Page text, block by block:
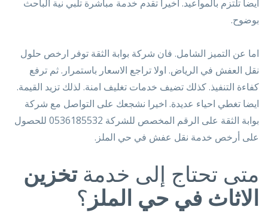
ايضا تلتزم بالمواعيد. اخيرا تقدم خدمة مباشرة تلبي نية الباحث
بوضوح.
اما عن التميز الشامل. فان شركة بوابة الثقة توفر ارخص حلول
نقل العفش في الرياض. اولا تراجع الاسعار باستمرار. ثم ترفع
كفاءة التنفيذ. كذلك تضيف خدمات تغليف امنة. لذلك تزيد القيمة.
ايضا تغطي احياء عديدة. اخيرا نشجعك على التواصل مع شركة
بوابة الثقة على الرقم المخصص للشركة 0536185532 للحصول
على أرخص خدمة نقل عفش في حي الملز.
متى تحتاج إلى خدمةتخزين
الاثاث في حي الملز ؟